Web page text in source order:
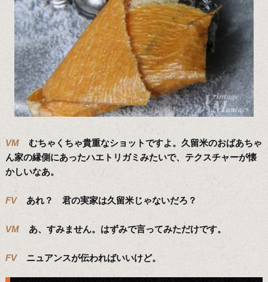
VM
むちゃくちゃ貴重なショットですよ。久留米のおばあちゃ
ん家の縁側にあったハエトリガミみたいで、テクスチャーが懐
かしいなあ。
FV あれ？ 君の実家は久留米じゃないだろ？
VM あ、すみません。はずみで言ってみただけです。
FV ニュアンスが伝わればいいけど。